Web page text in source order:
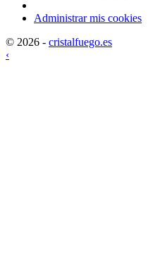
Administrar mis cookies
© 2026 - cristalfuego.es
‹